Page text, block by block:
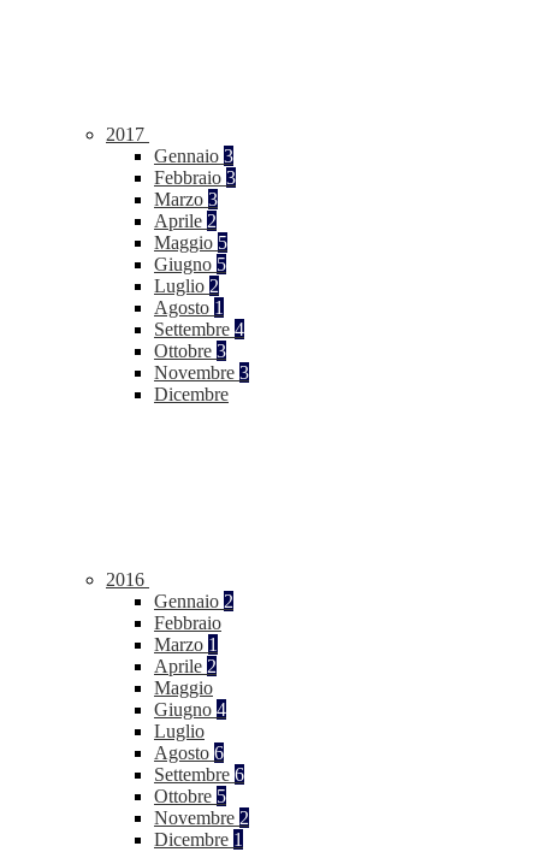
2017
Gennaio 3
Febbraio 3
Marzo 3
Aprile 2
Maggio 5
Giugno 5
Luglio 2
Agosto 1
Settembre 4
Ottobre 3
Novembre 3
Dicembre
2016
Gennaio 2
Febbraio
Marzo 1
Aprile 2
Maggio
Giugno 4
Luglio
Agosto 6
Settembre 6
Ottobre 5
Novembre 2
Dicembre 1